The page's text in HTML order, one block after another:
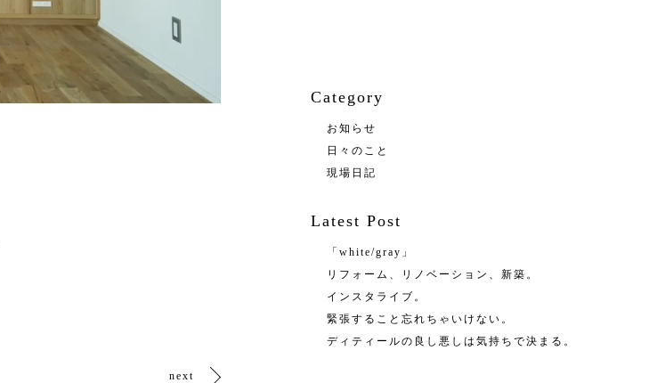
next
Category
お知らせ
日々のこと
現場日記
Latest Post
「white/gray」
リフォーム、リノベーション、新築。
インスタライブ。
緊張すること忘れちゃいけない。
ディティールの良し悪しは気持ちで決まる。